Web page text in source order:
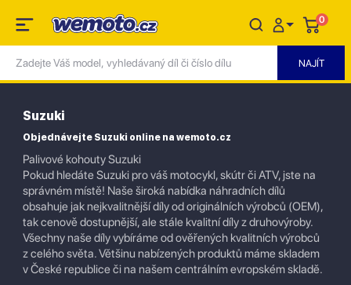
0
Suzuki
Objednávejte Suzuki online na wemoto.cz
Palivové kohouty Suzuki
Pokud hledáte Suzuki pro váš motocykl, skútr či ATV, jste na
správném místě! Naše široká nabídka náhradních dílů
obsahuje jak nejkvalitnější díly od originálních výrobců (OEM),
tak cenově dostupnější, ale stále kvalitní díly z druhovýroby.
Všechny naše díly vybíráme od ověřených kvalitních výrobců
z celého světa. Většinu nabízených produktů máme skladem
v České republice či na našem centrálním evropském skladě.